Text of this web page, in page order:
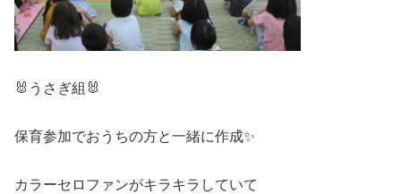
🐰うさぎ組🐰
保育参加でおうちの方と一緒に作成✨
カラーセロファンがキラキラしていて